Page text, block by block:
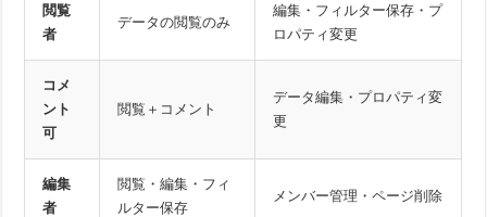
閲覧
者
データの閲覧のみ
編集・フィルター保存・プ
ロパティ変更
コメ
ント
可
閲覧＋コメント
データ編集・プロパティ変
更
編集
者
閲覧・編集・フィ
ルター保存
メンバー管理・ページ削除